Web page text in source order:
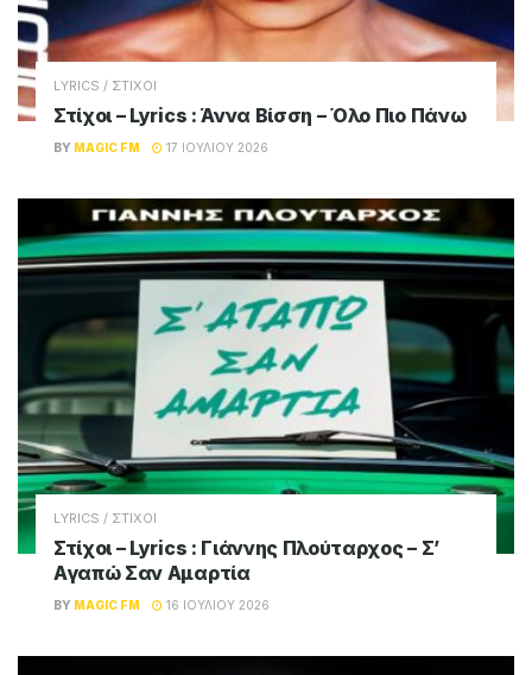
LYRICS / ΣΤΙΧΟΙ
Στίχοι – Lyrics : Άννα Βίσση – Όλο Πιο Πάνω
BY MAGIC FM 17 ΙΟΥΛΊΟΥ 2026
LYRICS / ΣΤΙΧΟΙ
Στίχοι – Lyrics : Γιάννης Πλούταρχος – Σ’
Αγαπώ Σαν Αμαρτία
BY MAGIC FM 16 ΙΟΥΛΊΟΥ 2026